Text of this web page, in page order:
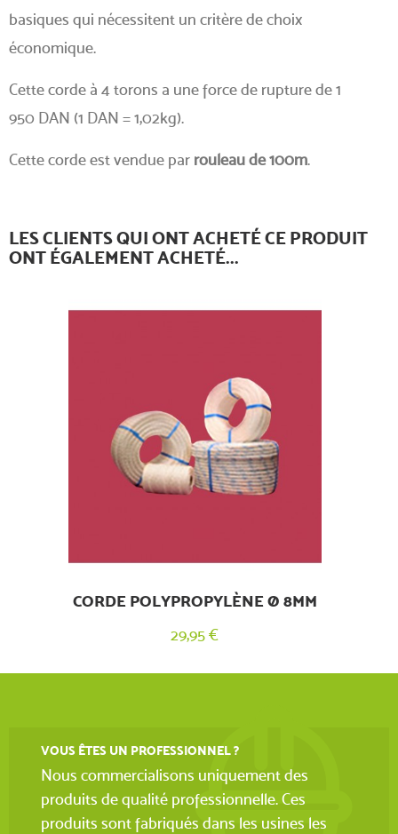
basiques qui nécessitent un critère de choix
économique.
Cette corde à 4 torons a une force de rupture de 1
950 DAN (1 DAN = 1,02kg).
Cette corde est vendue par rouleau de 100m.
LES CLIENTS QUI ONT ACHETÉ CE PRODUIT
ONT ÉGALEMENT ACHETÉ...
CORDE POLYPROPYLÈNE Ø 8MM
29,95 €
VOUS ÊTES UN PROFESSIONNEL ?
Nous commercialisons uniquement des
produits de qualité professionnelle. Ces
produits sont fabriqués dans les usines les